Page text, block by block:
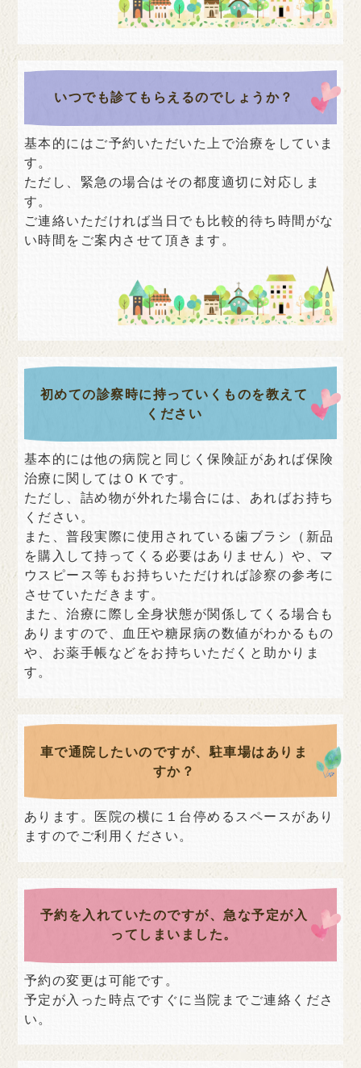
いつでも診てもらえるのでしょうか？
基本的にはご予約いただいた上で治療をしていま
す。
ただし、緊急の場合はその都度適切に対応しま
す。
ご連絡いただければ当日でも比較的待ち時間がな
い時間をご案内させて頂きます。
初めての診察時に持っていくものを教えて
ください
基本的には他の病院と同じく保険証があれば保険
治療に関してはＯＫです。
ただし、詰め物が外れた場合には、あればお持ち
ください。
また、普段実際に使用されている歯ブラシ（新品
を購入して持ってくる必要はありません）や、マ
ウスピース等もお持ちいただければ診察の参考に
させていただきます。
また、治療に際し全身状態が関係してくる場合も
ありますので、血圧や糖尿病の数値がわかるもの
や、お薬手帳などをお持ちいただくと助かりま
す。
車で通院したいのですが、駐車場はありま
すか？
あります。医院の横に１台停めるスペースがあり
ますのでご利用ください。
予約を入れていたのですが、急な予定が入
ってしまいました。
予約の変更は可能です。
予定が入った時点ですぐに当院までご連絡くださ
い。